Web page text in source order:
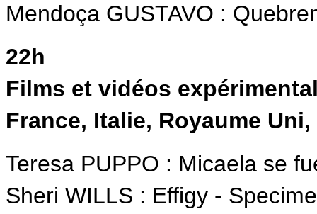
Mendoça GUSTAVO :
22h
Films et vidéos
France, Italie, Royaume
Teresa PUPPO : Micaela se
Sheri WILLS : Effigy -